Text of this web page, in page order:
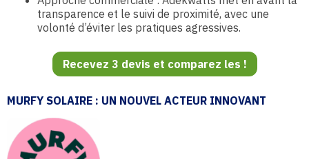
transparence et le suivi de proximité, avec une
volonté d’éviter les pratiques agressives.
Recevez 3 devis et comparez les !
MURFY SOLAIRE : UN NOUVEL ACTEUR INNOVANT